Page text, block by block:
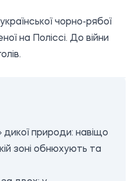
чорно-рябої
на Поліссі. До війни
дикої природи: навіщо
зоні обнюхують та